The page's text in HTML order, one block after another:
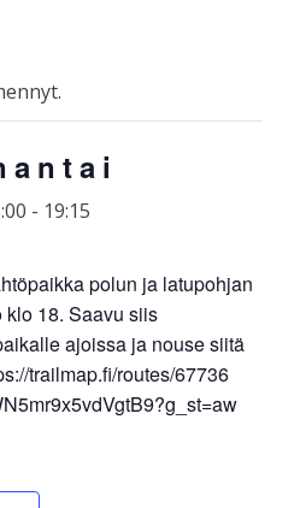
- 19:15
polun ja latupohjan
klo 18. Saavu siis
ajoissa ja nouse siitä
trailmap.fi/routes/67736